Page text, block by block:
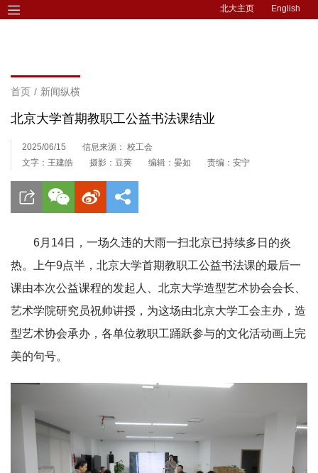
北大主页 English
首页 / 新闻纵横
北京大学首期教职工公益书法课结业
2025/06/15
信息来源： 校工会
文字：王建皓
摄影：豆荚 编辑：晏如 责编：安宁
6月14日，一场久违的大雨一扫北京已持续多日的炎
热。上午9点半，北京大学首期教职工公益书法课的最后一
课由本次公益课程的发起人、北京大学造型艺术协会会长、
艺术学院研究员祝帅讲授，为这场由北京大学工会主办，造
型艺术协会承办，各单位教职工踊跃参与的文化活动画上完
美的句号。